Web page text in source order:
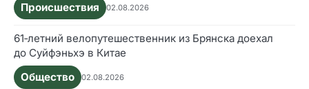
Происшествия
02.08.2026
61‑летний велопутешественник из Брянска доехал
до Суйфэньхэ в Китае
Общество
02.08.2026